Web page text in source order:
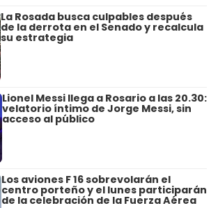
La Rosada busca culpables después
de la derrota en el Senado y recalcula
su estrategia
Lionel Messi llega a Rosario a las 20.30:
velatorio íntimo de Jorge Messi, sin
acceso al público
Los aviones F 16 sobrevolarán el
centro porteño y el lunes participarán
de la celebración de la Fuerza Aérea